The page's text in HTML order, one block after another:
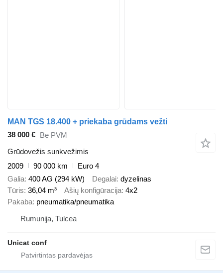
MAN TGS 18.400 + priekaba grūdams vežti
38 000 € Be PVM
Grūdovežis sunkvežimis
2009
90 000 km
Euro 4
Galia 400 AG (294 kW) Degalai dyzelinas
Tūris 36,04 m³ Ašių konfigūracija 4x2
Pakaba pneumatika/pneumatika
Rumunija, Tulcea
Unicat conf